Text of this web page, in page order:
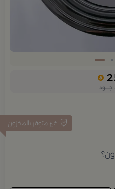
غير متوفر بالمخزون